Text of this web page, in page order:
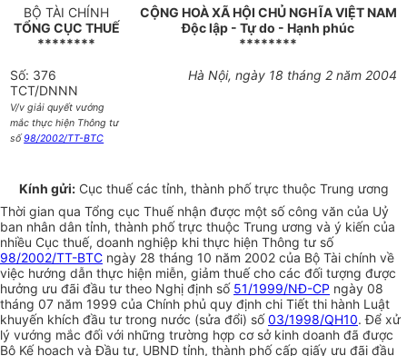
BỘ TÀI CHÍNH
TỔNG CỤC THUẾ
********
CỘNG HOÀ XÃ HỘI CHỦ NGHĨA VIỆT NAM
Độc lập - Tự do - Hạnh phúc
********
Số: 376
TCT/DNNN
V/v giải quyết vướng
mắc thực hiện Thông tư
số98/2002/TT-BTC
Hà Nội, ngày 18 tháng 2 năm 2004
Kính gửi:Cục thuế các tỉnh, thành phố trực thuộc Trung ương
Thời gian qua Tổng cục Thuế nhận được một số công văn của Uỷ
ban nhân dân tỉnh, thành phố trực thuộc Trung ương và ý kiến của
nhiều Cục thuế, doanh nghiệp khi thực hiện Thông tư số
98/2002/TT-BTC ngày 28 tháng 10 năm 2002 của Bộ Tài chính về
việc hướng dẫn thực hiện miễn, giảm thuế cho các đối tượng được
hưởng ưu đãi đầu tư theo Nghị định số 51/1999/NĐ-CP ngày 08
tháng 07 năm 1999 của Chính phủ quy định chi Tiết thi hành Luật
khuyến khích đầu tư trong nước (sửa đổi) số03/1998/QH10. Để xử
lý vướng mắc đối với những trường hợp cơ sở kinh doanh đã được
Bộ Kế hoạch và Đầu tư, UBND tỉnh, thành phố cấp giấy ưu đãi đầu